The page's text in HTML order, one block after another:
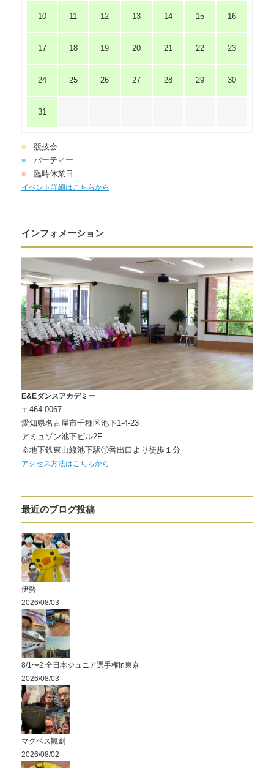
10 11 12 13 14 15 16
17 18 19 20 21 22 23
24 25 26 27 28 29 30
31
■ 競技会
■ パーティー
■ 臨時休業日
イベント詳細はこちらから
インフォメーション
E&Eダンスアカデミー
〒464-0067
愛知県名古屋市千種区池下1-4-23
アミュゾン池下ビル2F
※地下鉄東山線池下駅①番出口より徒歩１分
アクセス方法はこちらから
最近のブログ投稿
伊勢
2026/08/03
8/1〜2 全日本ジュニア選手権in東京
2026/08/03
マクベス観劇
2026/08/02